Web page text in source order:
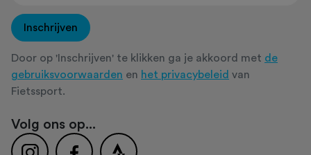
Inschrijven
Door op 'Inschrijven' te klikken ga je akkoord met de
gebruiksvoorwaarden en het privacybeleid van
Fietssport.
Volg ons op...